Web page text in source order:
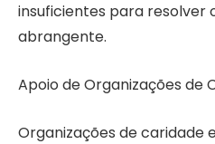
insuficientes para resolver
abrangente.
Apoio de Organizações de
Organizações de caridade